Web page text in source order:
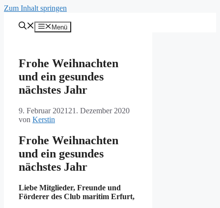
Zum Inhalt springen
Menü
Frohe Weihnachten
und ein gesundes
nächstes Jahr
9. Februar 2021 21. Dezember 2020
von Kerstin
Frohe Weihnachten
und ein gesundes
nächstes Jahr
Liebe Mitglieder, Freunde und
Förderer des Club maritim Erfurt,